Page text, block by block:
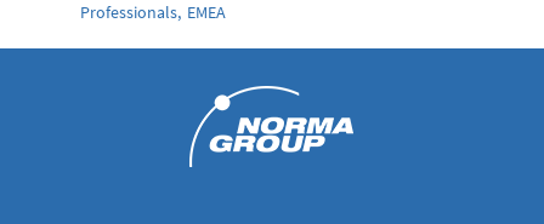
Professionals, EMEA